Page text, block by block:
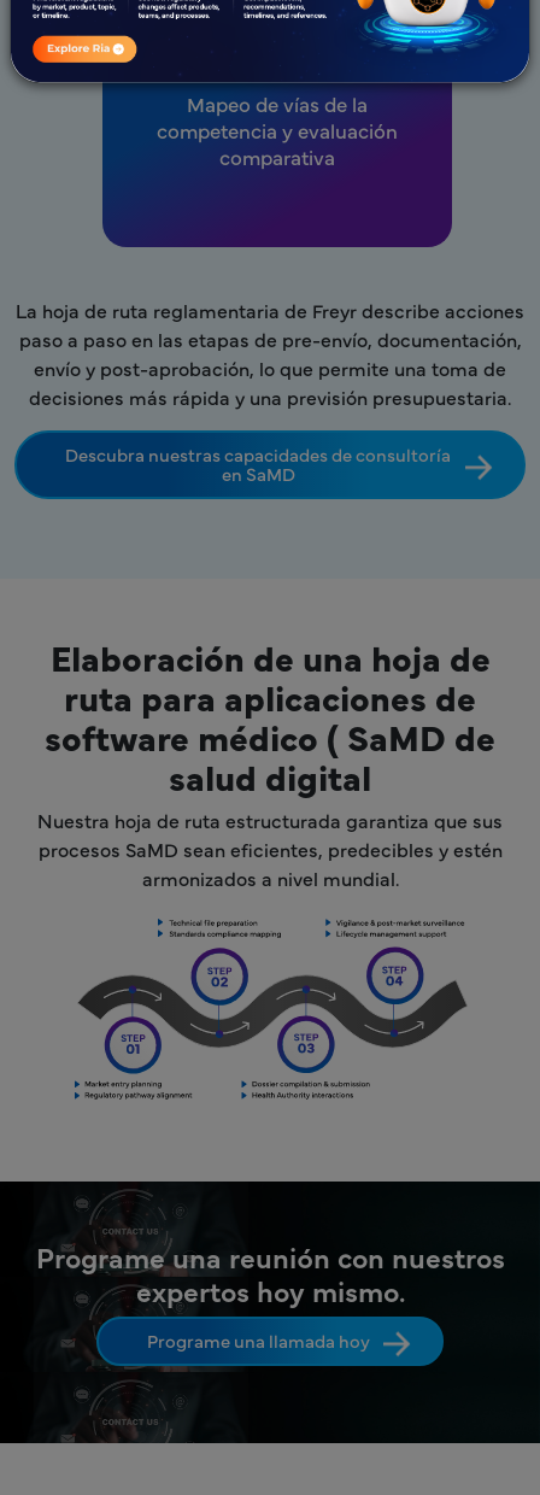
Mapeo de vías de la
competencia y evaluación
comparativa
La hoja de ruta reglamentaria de Freyr describe acciones
paso a paso en las etapas de pre-envío, documentación,
envío y post-aprobación, lo que permite una toma de
decisiones más rápida y una previsión presupuestaria.
Descubra nuestras capacidades de consultoría
en SaMD
Elaboración de una hoja de
ruta para aplicaciones de
software médico ( SaMD de
salud digital
Nuestra hoja de ruta estructurada garantiza que sus
procesos SaMD sean eficientes, predecibles y estén
armonizados a nivel mundial.
Programe una reunión con nuestros
expertos hoy mismo.
Programe una llamada hoy